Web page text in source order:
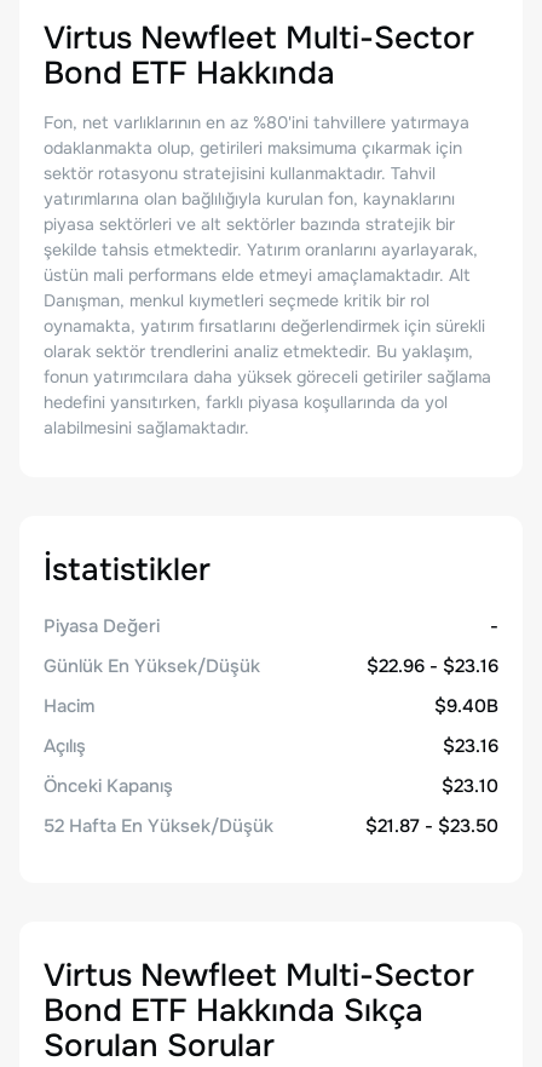
Virtus Newfleet Multi-Sector
Bond ETF Hakkında
Fon, net varlıklarının en az %80'ini tahvillere yatırmaya
odaklanmakta olup, getirileri maksimuma çıkarmak için
sektör rotasyonu stratejisini kullanmaktadır. Tahvil
yatırımlarına olan bağlılığıyla kurulan fon, kaynaklarını
piyasa sektörleri ve alt sektörler bazında stratejik bir
şekilde tahsis etmektedir. Yatırım oranlarını ayarlayarak,
üstün mali performans elde etmeyi amaçlamaktadır. Alt
Danışman, menkul kıymetleri seçmede kritik bir rol
oynamakta, yatırım fırsatlarını değerlendirmek için sürekli
olarak sektör trendlerini analiz etmektedir. Bu yaklaşım,
fonun yatırımcılara daha yüksek göreceli getiriler sağlama
hedefini yansıtırken, farklı piyasa koşullarında da yol
alabilmesini sağlamaktadır.
İstatistikler
Piyasa Değeri
-
Günlük En Yüksek/Düşük
$22.96 - $23.16
Hacim
$9.40B
Açılış
$23.16
Önceki Kapanış
$23.10
52 Hafta En Yüksek/Düşük
$21.87 - $23.50
Virtus Newfleet Multi-Sector
Bond ETF Hakkında Sıkça
Sorulan Sorular